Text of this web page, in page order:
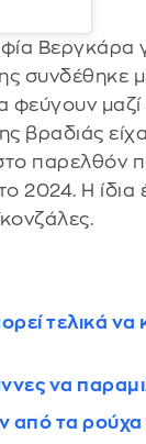
Βεργκάρα
συνδέθηκε
φεύγουν
βραδιάς
παρελθόν
2024. Η ίδια
τελικά να
να
από τα ρούχα